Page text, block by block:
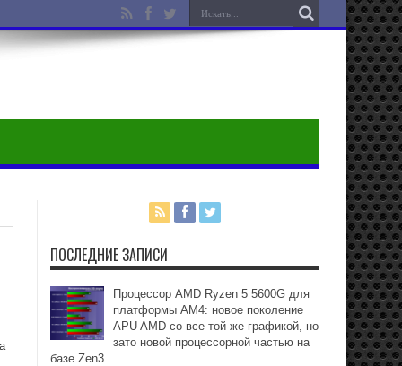
ПОСЛЕДНИЕ ЗАПИСИ
Процессор AMD Ryzen 5 5600G для
платформы АМ4: новое поколение
APU AMD со все той же графикой, но
зато новой процессорной частью на
базе Zen3